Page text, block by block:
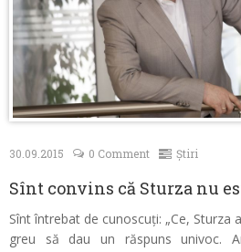
Contacte
30.09.2015 0 Comment Știri
Sînt convins că Sturza nu
Sînt întrebat de cunoscuți: „Ce, Sturza
greu să dau un răspuns univoc.